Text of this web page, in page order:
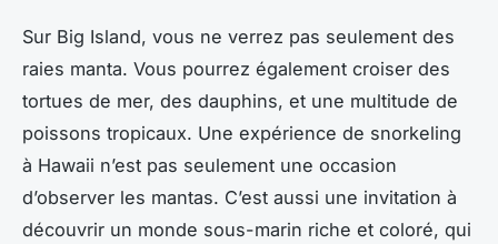
Sur Big Island, vous ne verrez pas seulement des
raies manta. Vous pourrez également croiser des
tortues de mer, des dauphins, et une multitude de
poissons tropicaux. Une expérience de snorkeling
à Hawaii n’est pas seulement une occasion
d’observer les mantas. C’est aussi une invitation à
découvrir un monde sous-marin riche et coloré, qui